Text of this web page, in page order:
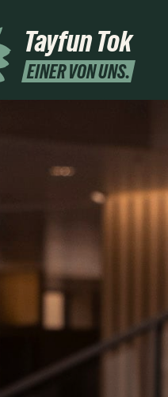
Tayfun Tok
EINER VON UNS.